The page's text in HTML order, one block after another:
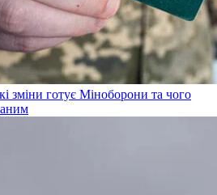
зміни готує Міноборони та чого